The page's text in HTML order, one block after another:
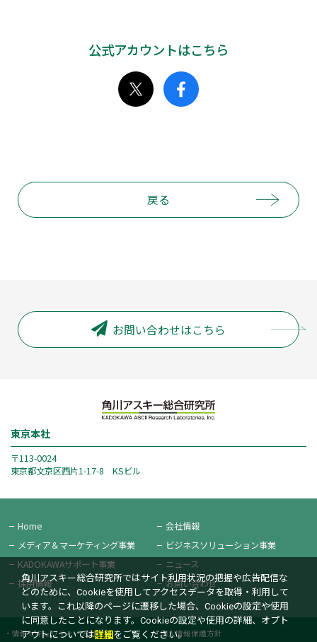
公式アカウントはこちら
戻る
お問い合わせはこちら
東京本社
〒113-0024
東京都文京区西片1-17-8 KSビル
Home
会社情報
メディア＆マーケティング事業 ビジネスソリューション事業
KADOKAWAサポート事業
ニュース
採用情報
お問い合わせ
情報セキュリティー方針 個人情報保護方針
角川アスキー総合研究所ではサイト利用状況の把握や広告配信な
どのために、Cookieを使用してアクセスデータを取得・利用して
います。これ以降のページに遷移した場合、Cookieの設定や使用
に同意したことになります。Cookieの設定や使用の詳細、オプト
アウトについては詳細 をご覧ください。